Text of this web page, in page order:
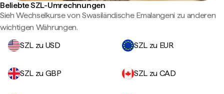
Beliebte SZL-Umrechnungen
Sieh Wechselkurse von Swasiländische Emalangeni zu anderen
wichtigen Währungen.
SZL zu USD
SZL zu EUR
SZL zu GBP SZL zu CAD